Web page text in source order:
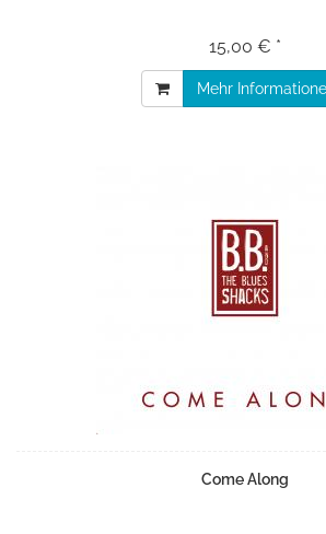
15,00 € *
Mehr
Come Along